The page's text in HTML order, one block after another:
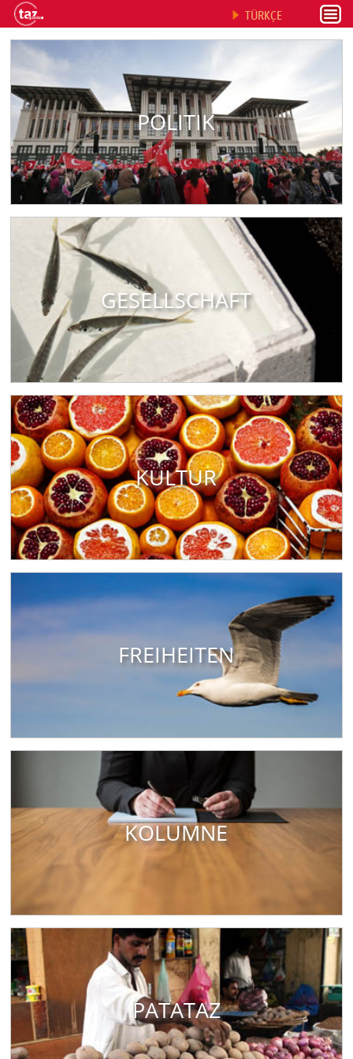
TÜRKÇE
POLITIK
GESELLSCHAFT
KULTUR
FREIHEITEN
KOLUMNE
PATATAZ